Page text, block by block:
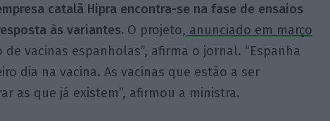
catalã Hipra encontra-se na fase de ensaios
às variantes. O projeto, anunciado em março
de vacinas espanholas”, afirma o jornal. “Espanha
dia na vacina. As vacinas que estão a ser
as que já existem”, afirmou a ministra.